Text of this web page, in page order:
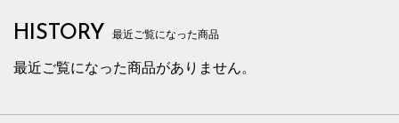
HISTORY 最近ご覧になった商品
最近ご覧になった商品がありません。